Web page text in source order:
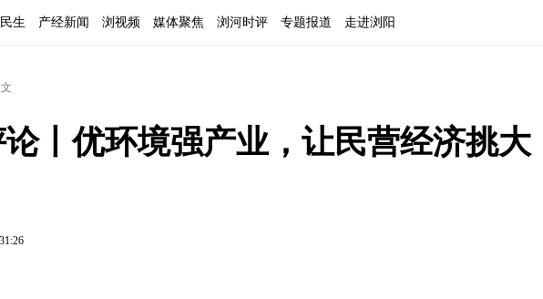
生 产经新闻 浏视频 媒体聚焦 浏河时评 专题报道 走进浏阳
论丨优环境强产业，让民营经济挑大